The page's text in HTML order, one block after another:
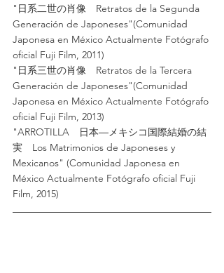
"日系二世の肖像　Retratos de la Segunda
Generación de Japoneses"(Comunidad
Japonesa en México Actualmente Fotógrafo
oficial Fuji Film, 2011)
"日系三世の肖像　Retratos de la Tercera
Generación de Japoneses"(Comunidad
Japonesa en México Actualmente Fotógrafo
oficial Fuji Film, 2013)
"ARROTILLA　日本―メキシコ国際結婚の結
実　Los Matrimonios de Japoneses y
Mexicanos" (Comunidad Japonesa en
México Actualmente Fotógrafo oficial Fuji
Film, 2015)